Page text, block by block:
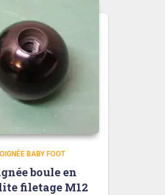
BABY FOOT
boule en
filetage M12